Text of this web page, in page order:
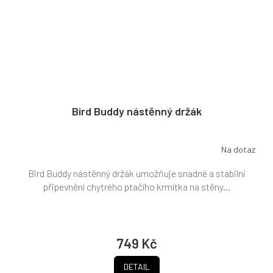
Bird Buddy nástěnný držák
Na dotaz
749 Kč
DETAIL
Bird Buddy nástěnný držák umožňuje snadné a stabilní
připevnění chytrého ptačího krmítka na stěny...